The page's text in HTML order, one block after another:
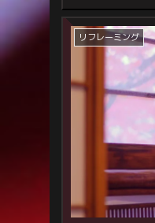
リフレーミング